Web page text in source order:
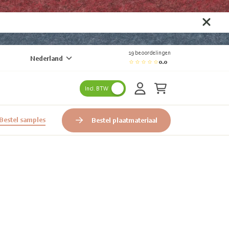
Nederland
19 beoordelingen
0.0
Incl. BTW
Bestel samples Bestel plaatmateriaal